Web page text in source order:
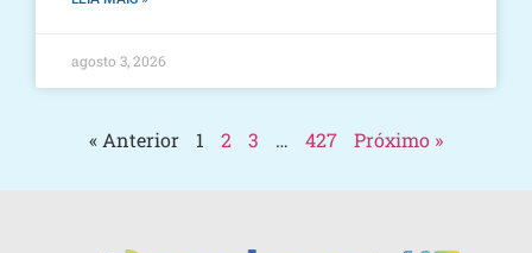
agosto 3, 2026
« Anterior 1 2 3 … 427 Próximo »